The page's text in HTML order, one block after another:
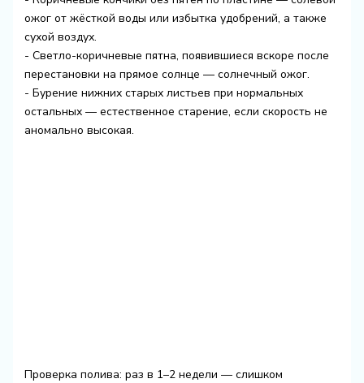
ожог от жёсткой воды или избытка удобрений, а также
сухой воздух.
- Светло-коричневые пятна, появившиеся вскоре после
перестановки на прямое солнце — солнечный ожог.
- Бурение нижних старых листьев при нормальных
остальных — естественное старение, если скорость не
аномально высокая.
Проверка полива: раз в 1–2 недели — слишком